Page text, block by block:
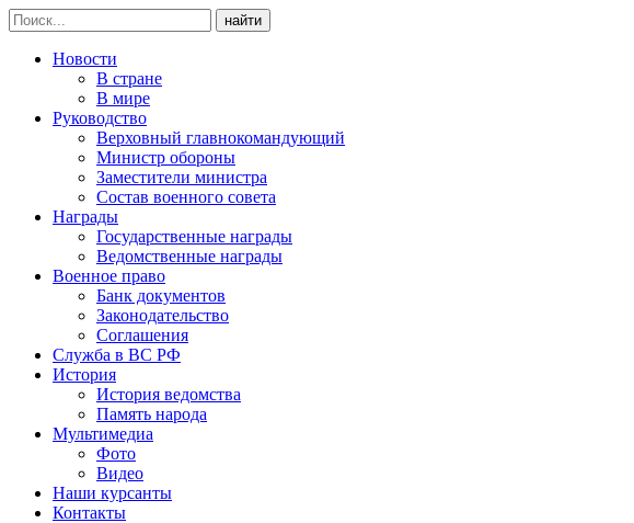
найти
Новости
В стране
В мире
Руководство
Верховный главнокомандующий
Министр обороны
Заместители министра
Состав военного совета
Награды
Государственные награды
Ведомственные награды
Военное право
Банк документов
Законодательство
Соглашения
Служба в ВС РФ
История
История ведомства
Память народа
Мультимедиа
Фото
Видео
Наши курсанты
Контакты